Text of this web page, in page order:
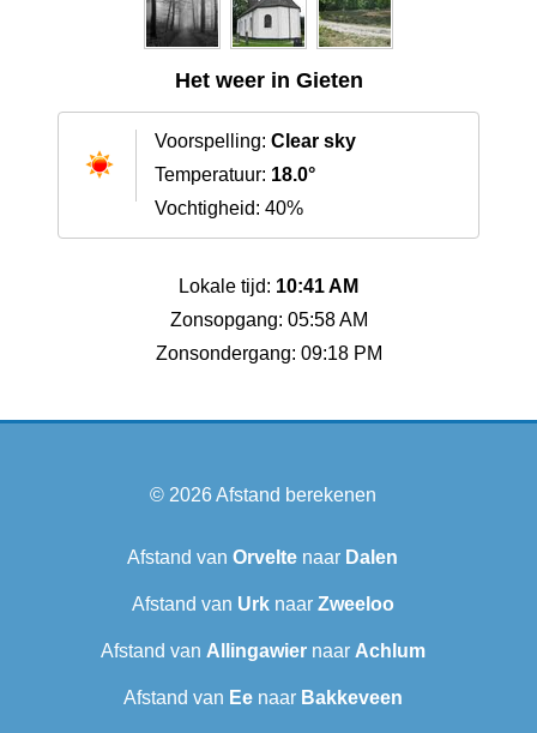
Het weer in Gieten
Voorspelling: Clear sky
Temperatuur: 18.0°
Vochtigheid: 40%
Lokale tijd: 10:41 AM
Zonsopgang: 05:58 AM
Zonsondergang: 09:18 PM
© 2026Afstand berekenen
Afstand van Orvelte naar Dalen
Afstand van Urknaar Zweeloo
Afstand van Allingawiernaar Achlum
Afstand van Eenaar Bakkeveen